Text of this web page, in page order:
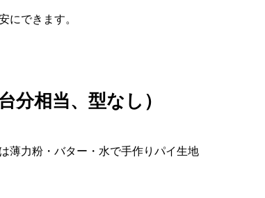
にできます。
分相当、型なし）
薄力粉・バター・水で手作りパイ生地